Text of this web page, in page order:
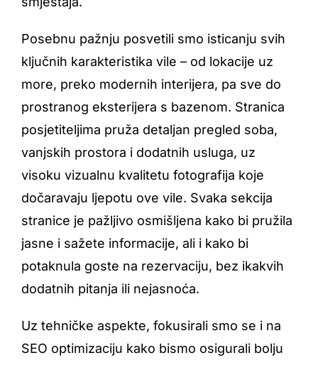
Posebnu pažnju posvetili smo isticanju svih
ključnih karakteristika vile – od lokacije uz
more, preko modernih interijera, pa sve do
prostranog eksterijera s bazenom. Stranica
posjetiteljima pruža detaljan pregled soba,
vanjskih prostora i dodatnih usluga, uz
visoku vizualnu kvalitetu fotografija koje
dočaravaju ljepotu ove vile. Svaka sekcija
stranice je pažljivo osmišljena kako bi pružila
jasne i sažete informacije, ali i kako bi
potaknula goste na rezervaciju, bez ikakvih
dodatnih pitanja ili nejasnoća.
Uz tehničke aspekte, fokusirali smo se i na
SEO optimizaciju kako bismo osigurali bolju